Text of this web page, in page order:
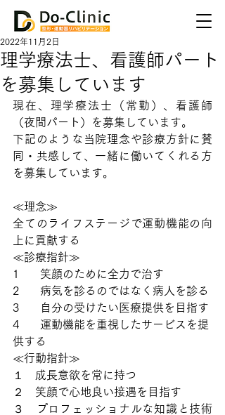
理学療法士、看護師パート
を募集しています
2022年11月2日
現在、理学療法士（常勤）、看護師
（夜間パート）を募集しています。
下記のような当院理念や診療方針に賛
同・共感して、一緒に働いてくれる方
を募集しています。
≪理念≫
全てのライフステージで運動機能の向
上に貢献する
≪診療指針≫
1      笑顔のために全力で治す
2      病気を診るのではなく病人を診る
3      自分の受けたい医療提供を目指す
4      運動機能を重視したサービスを提
供する
≪行動指針≫
１　成長意欲を常に持つ
２　笑顔で心地良い接遇を目指す
３　プロフェッショナルな知識と技術